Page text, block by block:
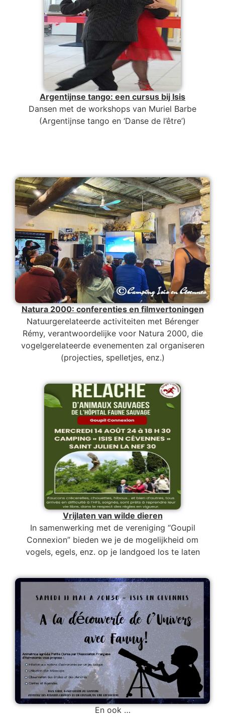
Argentijnse tango: een cursus bij Isis
Dansen met de workshops van Muriel Barbe
(Argentijnse tango en ‘Danse de l’être’)
Natura 2000: conferenties en filmvertoningen
Natuurgerelateerde activiteiten met Bérenger
Rémy, verantwoordelijke voor Natura 2000, die
vogelgerelateerde evenementen zal organiseren
(projecties, spelletjes, enz.)
Vrijlaten van wilde dieren
In samenwerking met de vereniging “Goupil
Connexion” bieden we je de mogelijkheid om
vogels, egels, enz. op je landgoed los te laten
En ook …